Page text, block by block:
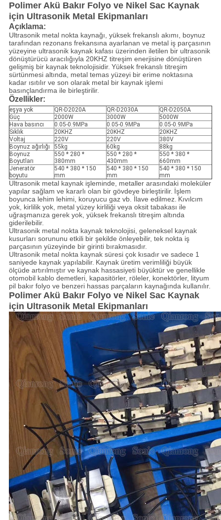
Polimer Akü Bakır Folyo ve Nikel Sac Kaynak
için Ultrasonik Metal Ekipmanları
Açıklama:
Ultrasonik metal nokta kaynağı, yüksek frekanslı akımı, boynuz
tarafından rezonans frekansına ayarlanan ve metal iş parçasının
yüzeyine ultrasonik kaynak kafası üzerinden iletilen bir ultrasonik
dönüştürücü aracılığıyla 20KHZ titreşim enerjisine dönüştüren
gelişmiş bir kaynak teknolojisidir. Yüksek frekanslı titreşim
sürtünmesi altında, metal temas yüzeyi bir erime noktasına
kadar ısıtılır ve son olarak metal bir kaynak işlemi
basınçlandırma ile birleştirilir.
Özellikler:
eşya yok QR-D2020A QR-D2030A
QR-D2050A
Güç
2000W 3000W
5000W
Hava basıncı
0.05-0.9MPa 0.05-0.9MPa
0.05-0.9MPa
Sıklık
20KHZ 20KHZ
20KHZ
Voltaj
220V 220V
380V
Boynuz ağırlığı
55kg 60kg
88kg
Boynuz
Boyutları
550 * 280 *
380mm
550 * 280 *
430mm
550 * 380 *
660mm
Jeneratör
boyutu
540 * 380 * 150
mm
540 * 380 * 150
mm
540 * 380 * 150
mm
Ultrasonik metal kaynak işleminde, metaller arasındaki moleküler
yapılar sağlam ve kararlı olan bir gövdeye birleştirilir. İşlem
boyunca lehim lehimi, koruyucu gaz vb. İlave edilmez. Kıvılcım
yok, kirlilik yok, metal yüzey kirliliği veya oksit tabakası ile
uğraşmanıza gerek yok, yüksek frekanslı titreşim altında
giderilebilir.
Ultrasonik metal nokta kaynak teknolojisi, geleneksel kaynak
kusurları sorununu etkili bir şekilde önleyebilir, tek nokta iş
parçasının yüzeyinde bir girinti bırakmasıdır.
Ultrasonik metal nokta kaynak süresi çok kısadır ve sadece 1
saniyede kaynak yapılabilir. Kaynak üretim verimliliği büyük
ölçüde artırılmıştır ve kaynak hassasiyeti büyüktür ve genellikle
otomobil kablo demetleri, kapasitörler, röleler, konektörler, lityum
pil bakır folyo ve benzeri hassas parçaların kaynağında kullanılır.
Polimer Akü Bakır Folyo ve Nikel Sac Kaynak
için Ultrasonik Metal Ekipmanları